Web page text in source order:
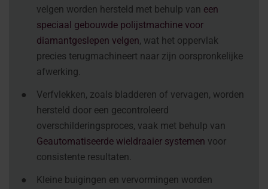
velgen worden hersteld met behulp van een
speciaal gebouwde polijstmachine voor
diamantgeslepen velgen, wat het oppervlak
precies terugmachineert naar zijn oorspronkelijke
afwerking.
●
Verfvlekken, zoals bladderen of vervagen, worden
hersteld door een gecontroleerd
overschilderingsproces, vaak met behulp van
Geautomatiseerde wieldraaier systemen voor
consistente resultaten.
●
Kleine buigingen en vervormingen worden